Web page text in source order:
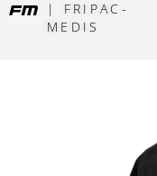
| FRIPAC-
MEDIS